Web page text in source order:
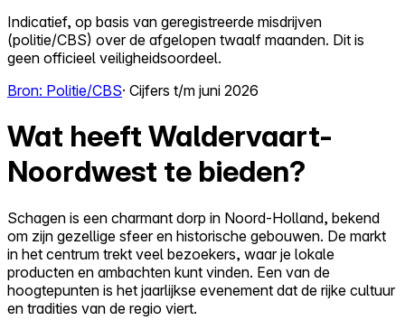
Indicatief, op basis van geregistreerde misdrijven
(politie/CBS) over de afgelopen twaalf maanden. Dit is
geen officieel veiligheidsoordeel.
Bron: Politie/CBS· Cijfers t/m juni 2026
Wat heeft Waldervaart-
Noordwest te bieden?
Schagen is een charmant dorp in Noord-Holland, bekend
om zijn gezellige sfeer en historische gebouwen. De markt
in het centrum trekt veel bezoekers, waar je lokale
producten en ambachten kunt vinden. Een van de
hoogtepunten is het jaarlijkse evenement dat de rijke cultuur
en tradities van de regio viert.